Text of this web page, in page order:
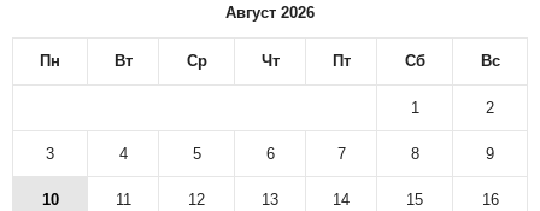
Август 2026
Пн Вт Ср Чт Пт Сб Вс
1 2
3 4 5 6 7 8 9
10 11 12 13 14 15 16